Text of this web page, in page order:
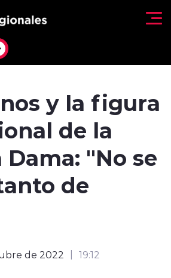
y la figura
de la
"No se
de
de 2022 19:12